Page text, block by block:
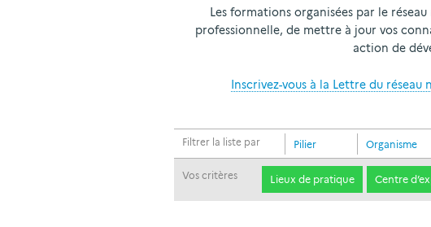
Les formations organisées par le
professionnelle, de mettre à jour vos
action de
Inscrivez-vous à la Lettre du
Filtrer la liste par Pilier Organisme
Vos critères Lieux de pratique Centre